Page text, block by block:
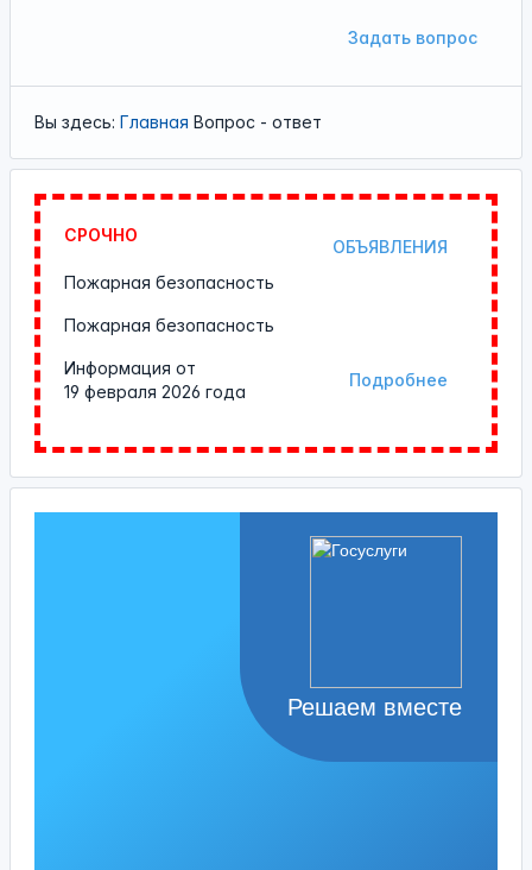
Задать вопрос
Вы здесь: Главная Вопрос - ответ
СРОЧНО
ОБЪЯВЛЕНИЯ
Пожарная безопасность
Пожарная безопасность
Подробнее
Информация от
19 февраля 2026 года
Решаем вместе